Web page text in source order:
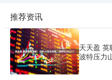
推荐资讯
天天盈 英
波特压力